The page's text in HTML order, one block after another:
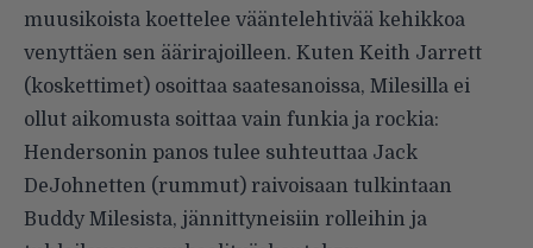
muusikoista koettelee vääntelehtivää kehikkoa
venyttäen sen äärirajoilleen. Kuten Keith Jarrett
(koskettimet) osoittaa saatesanoissa, Milesilla ei
ollut aikomusta soittaa vain funkia ja rockia:
Hendersonin panos tulee suhteuttaa Jack
DeJohnetten (rummut) raivoisaan tulkintaan
Buddy Milesista, jännittyneisiin rolleihin ja